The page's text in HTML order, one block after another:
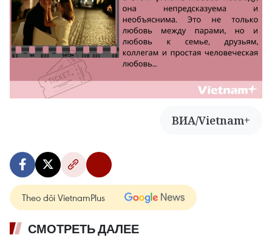
ВИА/Vietnam+
Theo dõi VietnamPlus
СМОТРЕТЬ ДАЛЕЕ